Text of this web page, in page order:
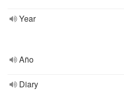
Year
Año
Diary